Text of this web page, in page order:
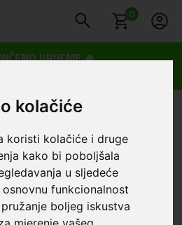
kolačiće
koristi kolačiće i druge
kako bi poboljšala
u sljedeće
funkcionalnost
boljeg iskustva
0
VRIJEME 🔥